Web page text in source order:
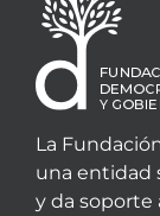
La
una entidad
y da soporte